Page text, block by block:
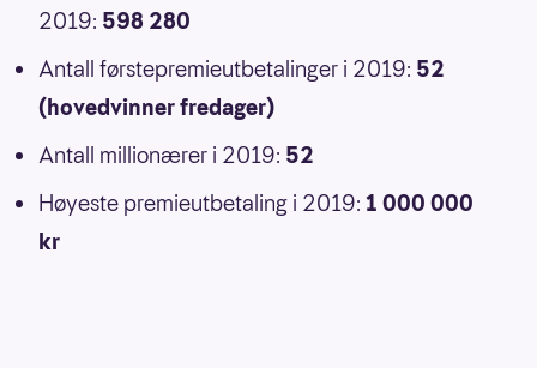
2019: 598 280
Antall førstepremieutbetalinger i 2019: 52
(hovedvinner fredager)
Antall millionærer i 2019: 52
Høyeste premieutbetaling i 2019: 1 000 000
kr